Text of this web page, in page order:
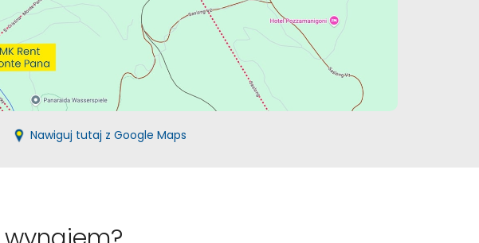
Nawiguj tutaj z Google Maps